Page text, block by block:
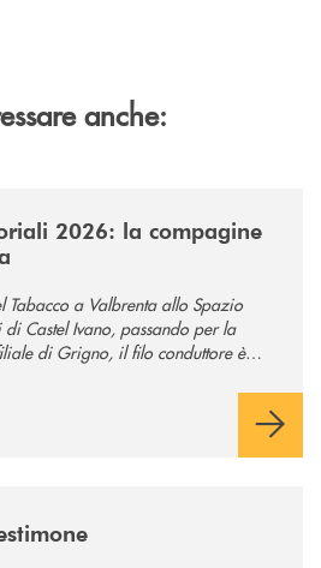
anche:
2026: la compagine
Tabacco a Valbrenta allo Spazio
Castel Ivano, passando per la
di Grigno, il filo conduttore è